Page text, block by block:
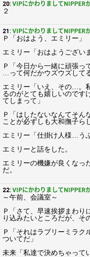
20: VIPにかわりましてNIPPER
２
21: VIPにかわりましてNIPPER
Ｐ「おはよう、エミリー」
エミリー「おはようござい
Ｐ「今日から一緒に頑張っ
…って何だかウズウズして
エミリー「いえ、その…。
るのがとても嬉しいのです
てしまって」
Ｐ「はしたないなんてそん
ことが必ずしも大和撫子ら
エミリー「仕掛け人様…うふ
エミリーと話をした。
エミリーの機嫌が良くなっ
だ。
22: VIPにかわりましてNIPPER
～午前、会議室～
Ｐ「さて、早速挨拶まわり
り込みたいところだが、そ
Ｐ「それはラブリーミラク
ついてだ」
未来「私達で決めちゃって